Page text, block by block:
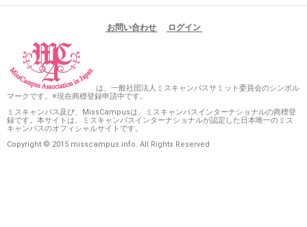
お問い合わせ ログイン
は、一般社団法人ミスキャンパスサミット委員会のシンボル
マークです。※現在商標登録申請中です。
ミスキャンパス及び、MissCampusは、ミスキャンパスインターナショナルの商標登
録です。本サイトは、ミスキャンパスインターナショナルが認定した日本唯一のミス
キャンパスのオフィシャルサイトです。
Copyright © 2015 misscampus.info. All Rights Reserved